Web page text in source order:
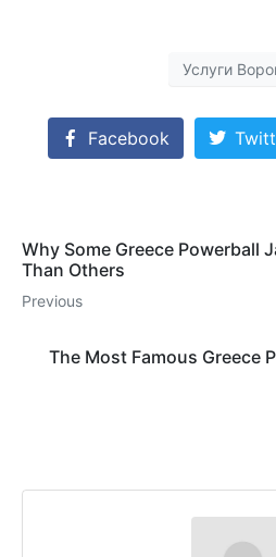
Услуги
Facebook
Why Some Greece Powerball
Than Others
Previous
The Most Famous Greece